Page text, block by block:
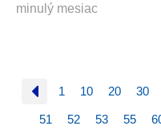
minulý mesiac
1 10 20 30
51 52 53 55